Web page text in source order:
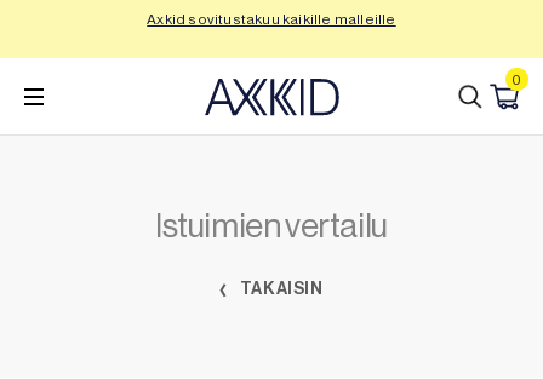
Axkid sovitustakuu kaikille malleille
0
Istuimien vertailu
TAKAISIN